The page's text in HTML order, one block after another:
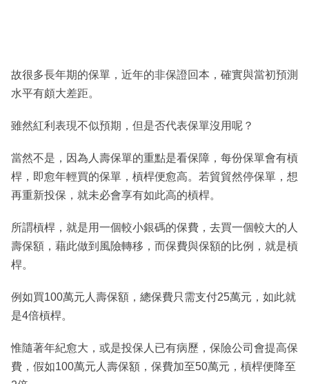
故很多長年期的保單，近年的非保證回本，確實與當初預測
水平有頗大差距。
雖然紅利表現不似預期，但是否代表保單沒用呢？
當然不是，因為人壽保單的重點是看保障，每份保單會有槓
桿，即愈年輕買的保單，槓桿便愈高。若貿貿然停保單，想
再重新投保，就未必會享有如此高的槓桿。
所謂槓桿，就是用一個較小銀碼的保費，去買一個較大的人
壽保額，藉此做到風險轉移，而保費與保額的比例，就是槓
桿。
例如買100萬元人壽保額，總保費只需支付25萬元，如此就
是4倍槓桿。
惟隨著年紀愈大，或是投保人已有病歷，保險公司會提高保
費，假如100萬元人壽保額，保費加至50萬元，槓桿便降至